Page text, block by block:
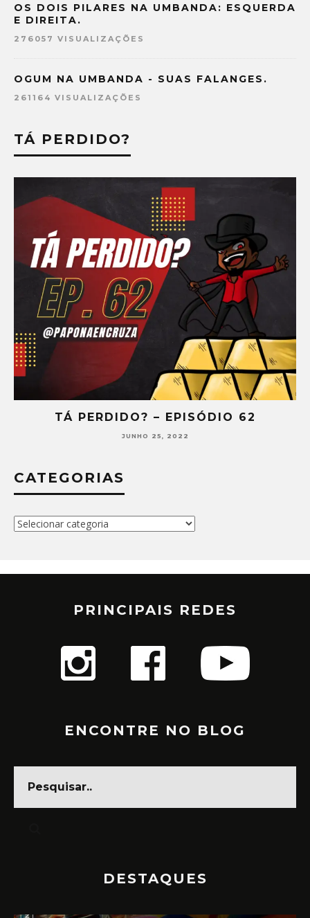
OS DOIS PILARES NA UMBANDA: ESQUERDA
E DIREITA.
276057 VISUALIZAÇÕES
OGUM NA UMBANDA - SUAS FALANGES.
261164 VISUALIZAÇÕES
TÁ PERDIDO?
TÁ PERDIDO? – EPISÓDIO 62
JUNHO 25, 2022
CATEGORIAS
Categorias
PRINCIPAIS REDES
ENCONTRE NO BLOG
DESTAQUES